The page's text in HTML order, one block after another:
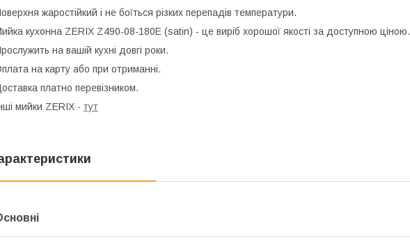
жаростійкий і не боїться різких перепадів температури.
кухонна ZERIX Z490-08-180E (satin) - це виріб хорошої якості за доступною ціною.
на вашій кухні довгі роки.
на карту або при отриманні.
платно перевізником.
мийки ZERIX - тут